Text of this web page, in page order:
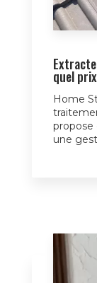
quel
Home
propose
une